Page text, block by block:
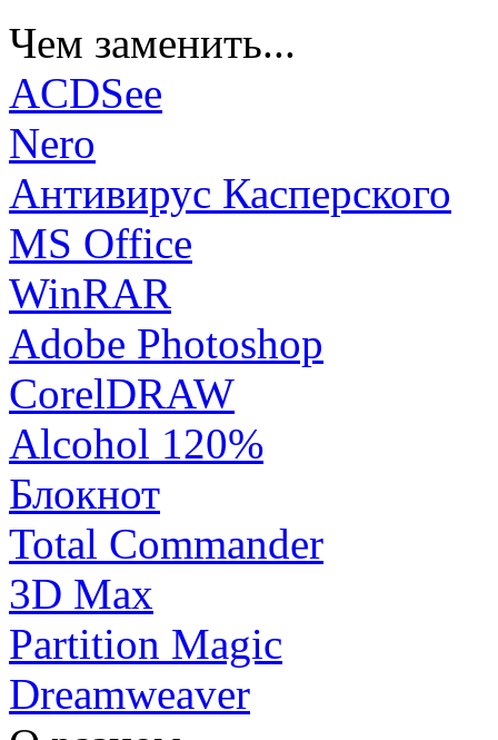
Чем заменить...
ACDSee
Nero
Антивирус Касперского
MS Office
WinRAR
Adobe Photoshop
CorelDRAW
Alcohol 120%
Блокнот
Total Commander
3D Max
Partition Magic
Dreamweaver